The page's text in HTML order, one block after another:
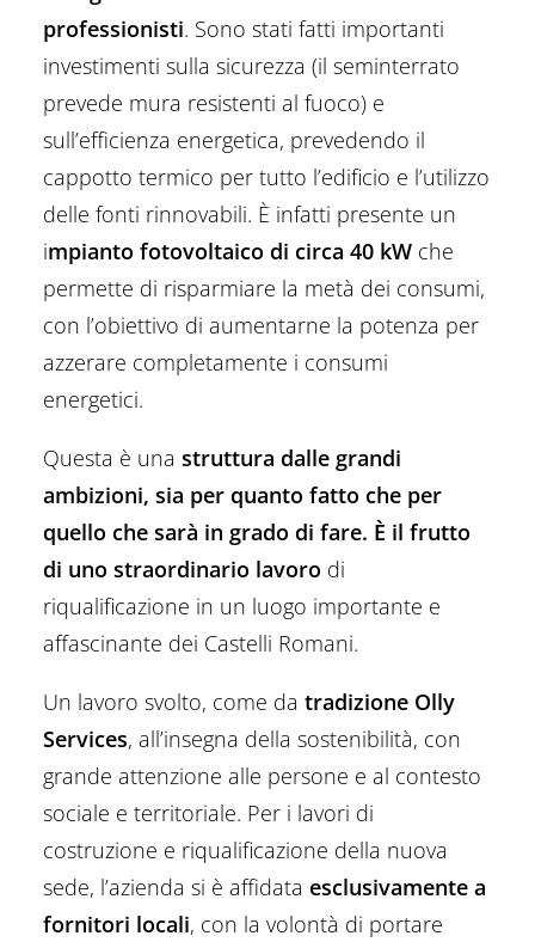
professionisti. Sono stati fatti importanti
investimenti sulla sicurezza (il seminterrato
prevede mura resistenti al fuoco) e
sull’efficienza energetica, prevedendo il
cappotto termico per tutto l’edificio e l’utilizzo
delle fonti rinnovabili. È infatti presente un
impianto fotovoltaico di circa 40 kW che
permette di risparmiare la metà dei consumi,
con l’obiettivo di aumentarne la potenza per
azzerare completamente i consumi
energetici.
Questa è una struttura dalle grandi
ambizioni, sia per quanto fatto che per
quello che sarà in grado di fare. È il frutto
di uno straordinario lavoro di
riqualificazione in un luogo importante e
affascinante dei Castelli Romani.
Un lavoro svolto, come da tradizione Olly
Services, all’insegna della sostenibilità, con
grande attenzione alle persone e al contesto
sociale e territoriale. Per i lavori di
costruzione e riqualificazione della nuova
sede, l’azienda si è affidata esclusivamente a
fornitori locali, con la volontà di portare